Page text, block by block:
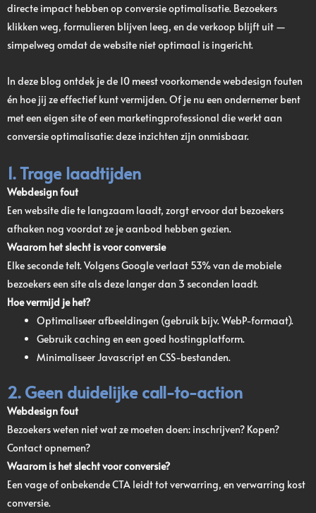
directe impact hebben op conversie optimalisatie. Bezoekers
klikken weg, formulieren blijven leeg, en de verkoop blijft uit —
simpelweg omdat de website niet optimaal is ingericht.
In deze blog ontdek je de 10 meest voorkomende webdesign fouten
én hoe jij ze effectief kunt vermijden. Of je nu een ondernemer bent
met een eigen site of een marketingprofessional die werkt aan
conversie optimalisatie: deze inzichten zijn onmisbaar.
1. Trage laadtijden
Webdesign fout
Een website die te langzaam laadt, zorgt ervoor dat bezoekers
afhaken nog voordat ze je aanbod hebben gezien.
Waarom het slecht is voor conversie
Elke seconde telt. Volgens Google verlaat 53% van de mobiele
bezoekers een site als deze langer dan 3 seconden laadt.
Hoe vermijd je het?
Optimaliseer afbeeldingen (gebruik bijv. WebP-formaat).
Gebruik caching en een goed hostingplatform.
Minimaliseer Javascript en CSS-bestanden.
2. Geen duidelijke call-to-action
Webdesign fout
Bezoekers weten niet wat ze moeten doen: inschrijven? Kopen?
Contact opnemen?
Waarom is het slecht voor conversie?
Een vage of onbekende CTA leidt tot verwarring, en verwarring kost
conversie.